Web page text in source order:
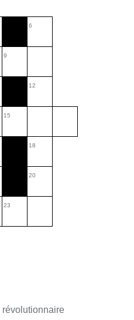
6
9
12
15
18
20
23
révolutionnaire